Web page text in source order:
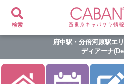
検索
府中駅・分倍河原駅エ
ディアーナ